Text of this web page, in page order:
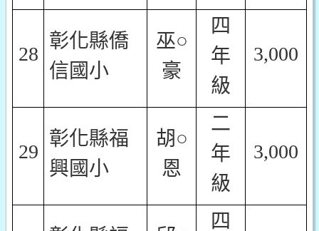
28
彰化縣僑
信國小
巫○
豪
四
年
級
3,000
29
彰化縣福
興國小
胡○
恩
二
年
級
3,000
四